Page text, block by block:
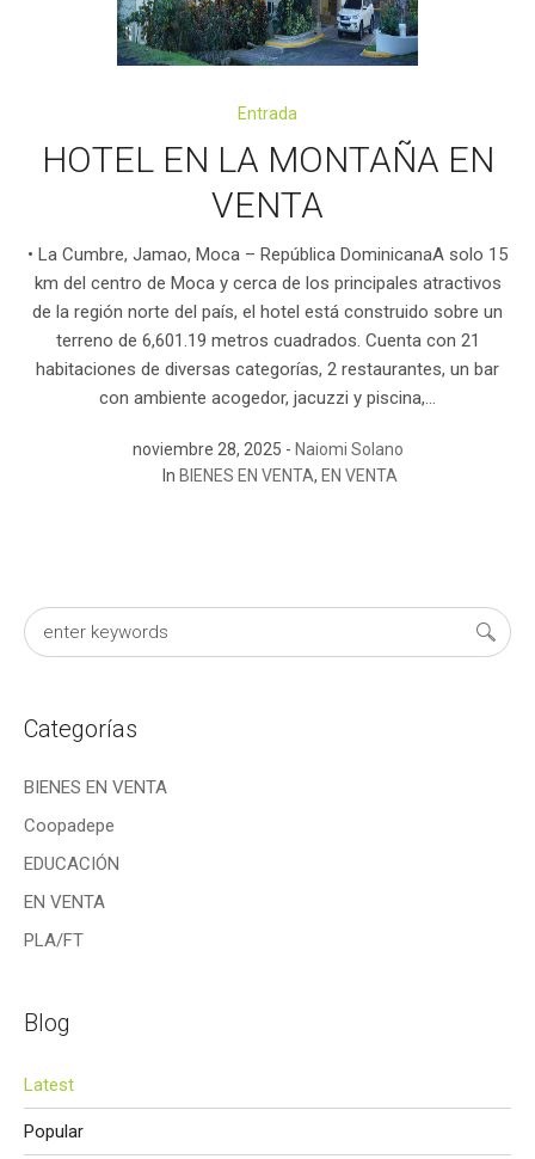
Entrada
HOTEL EN LA MONTAÑA EN
VENTA
• La Cumbre, Jamao, Moca – República DominicanaA solo 15
km del centro de Moca y cerca de los principales atractivos
de la región norte del país, el hotel está construido sobre un
terreno de 6,601.19 metros cuadrados. Cuenta con 21
habitaciones de diversas categorías, 2 restaurantes, un bar
con ambiente acogedor, jacuzzi y piscina,...
noviembre 28, 2025
Naiomi Solano
In BIENES EN VENTA, EN VENTA
Categorías
BIENES EN VENTA
Coopadepe
EDUCACIÓN
EN VENTA
PLA/FT
Blog
Latest
Popular